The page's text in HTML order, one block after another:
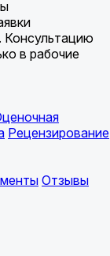
Консультацию
в рабочие
Рецензирование
Отзывы